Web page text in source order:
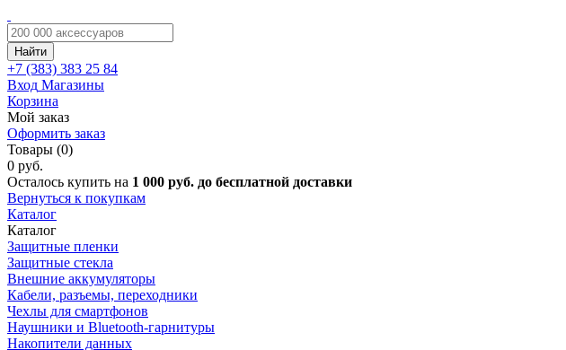
Найти
+7 (383) 383 25 84
Вход Магазины
Корзина
Мой заказ
Оформить заказ
Товары (0)
0 руб.
Осталось купить на 1 000 руб. до бесплатной доставки
Вернуться к покупкам
Каталог
Каталог
Защитные пленки
Защитные стекла
Внешние аккумуляторы
Кабели, разъемы, переходники
Чехлы для смартфонов
Наушники и Bluetooth-гарнитуры
Накопители данных